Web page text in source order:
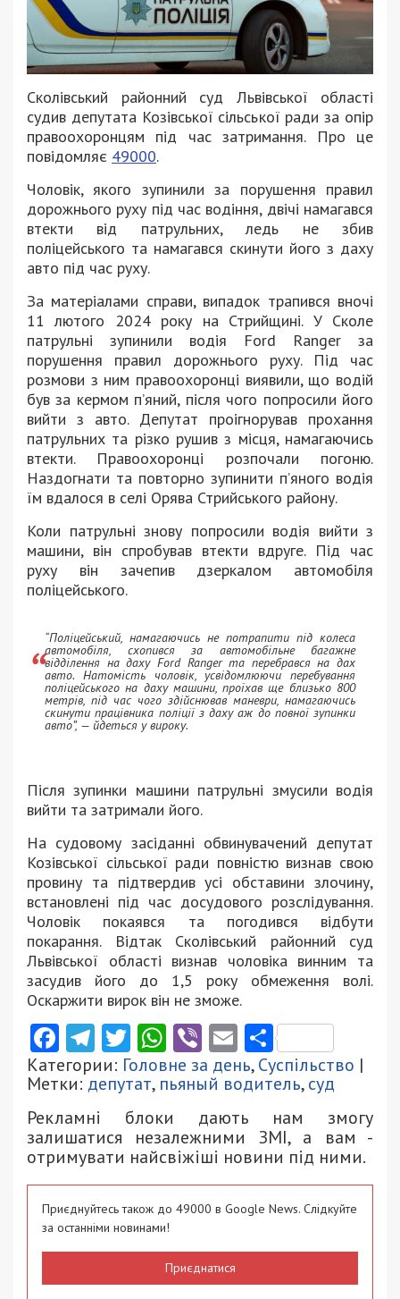
Сколівський районний суд Львівської області
судив депутата Козівської сільської ради за опір
правоохоронцям під час затримання. Про це
повідомляє 49000.
Чоловік, якого зупинили за порушення правил
дорожнього руху під час водіння, двічі намагався
втекти від патрульних, ледь не збив
поліцейського та намагався скинути його з даху
авто під час руху.
За матеріалами справи, випадок трапився вночі
11 лютого 2024 року на Стрийщині. У Сколе
патрульні зупинили водія Ford Ranger за
порушення правил дорожнього руху. Під час
розмови з ним правоохоронці виявили, що водій
був за кермом п’яний, після чого попросили його
вийти з авто. Депутат проігнорував прохання
патрульних та різко рушив з місця, намагаючись
втекти. Правоохоронці розпочали погоню.
Наздогнати та повторно зупинити п’яного водія
їм вдалося в селі Орява Стрийського району.
Коли патрульні знову попросили водія вийти з
машини, він спробував втекти вдруге. Під час
руху він зачепив дзеркалом автомобіля
поліцейського.
“Поліцейський, намагаючись не потрапити під колеса
автомобіля, схопився за автомобільне багажне
відділення на даху Ford Ranger та перебрався на дах
авто. Натомість чоловік, усвідомлюючи перебування
поліцейського на даху машини, проїхав ще близько 800
метрів, під час чого здійснював маневри, намагаючись
скинути працівника поліції з даху аж до повної зупинки
авто”, — йдеться у вироку.
Після зупинки машини патрульні змусили водія
вийти та затримали його.
На судовому засіданні обвинувачений депутат
Козівської сільської ради повністю визнав свою
провину та підтвердив усі обставини злочину,
встановлені під час досудового розслідування.
Чоловік покаявся та погодився відбути
покарання. Відтак Сколівський районний суд
Львівської області визнав чоловіка винним та
засудив його до 1,5 року обмеження волі.
Оскаржити вирок він не зможе.
Facebook
Telegram
Twitter
WhatsApp
ViberEmail
Категории: Головне за день,Суспільство |
Метки: депутат, пьяный водитель,суд
Рекламні блоки дають нам змогу
залишатися незалежними ЗМІ, а вам -
отримувати найсвіжіші новини під ними.
Приєднуйтесь також до 49000 в Google News. Слідкуйте
за останніми новинами!
Приєднатися